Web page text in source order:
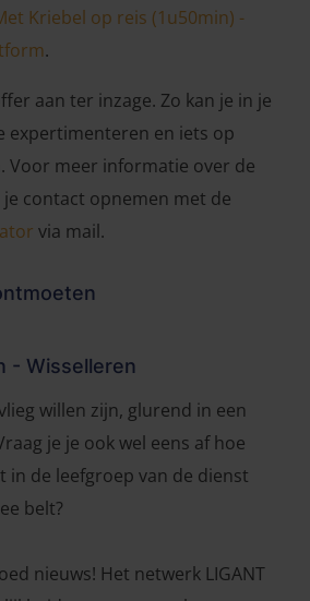
Kriebel op reis (1u50min) -
.
aan ter inzage. Zo kan je in je
expertimenteren en iets op
Voor meer informatie over de
contact opnemen met de
via mail.
- Wisselleren
willen zijn, glurend in een
je je ook wel eens af hoe
in de leefgroep van de dienst
belt?
nieuws! Het netwerk LIGANT